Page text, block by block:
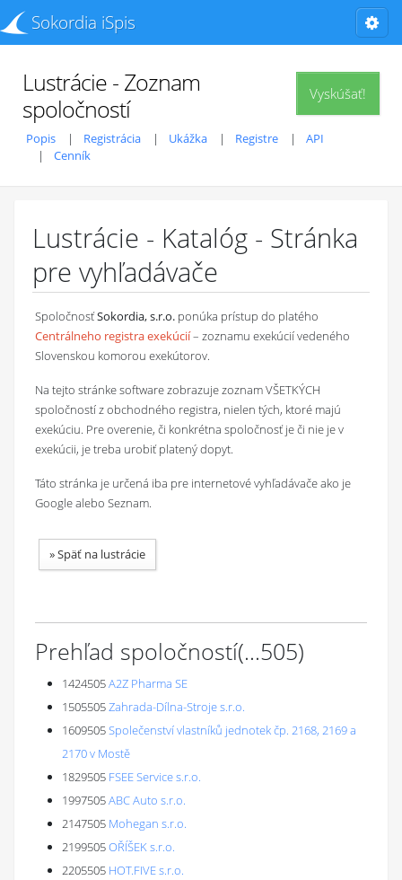
Sokordia iSpis
Vyskúšať!
Lustrácie - Zoznam
spoločností
Popis Registrácia Ukážka Registre
API
Cenník
Lustrácie - Katalóg - Stránka
pre vyhľadávače
SpoločnosťSokordia, s.r.o. ponúka prístup do platého
Centrálneho registra exekúcií– zoznamu exekúcií vedeného
Slovenskou komorou exekútorov.
Na tejto stránke software zobrazuje zoznam VŠETKÝCH
spoločností z obchodného registra, nielen tých, ktoré majú
exekúciu. Pre overenie, či konkrétna spoločnosť je či nie je v
exekúcii, je treba urobiť platený dopyt.
Táto stránka je určená iba pre internetové vyhľadávače ako je
Google alebo Seznam.
»Späť na lustrácie
Prehľad spoločností(...505)
1424505A2Z Pharma SE
1505505Zahrada-Dílna-Stroje s.r.o.
1609505Společenství vlastníků jednotek čp. 2168, 2169 a
2170 v Mostě
1829505 FSEE Service s.r.o.
1997505ABC Auto s.r.o.
2147505 Mohegan s.r.o.
2199505OŘÍŠEK s.r.o.
2205505 HOT.FIVE s.r.o.